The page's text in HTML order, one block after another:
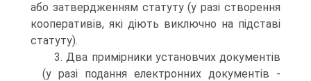
або затвердженням статуту (у разі створення
кооперативів, які діють виключно на підставі
статуту).
3. Два примірники установчих документів
(у разі по­дання електронних документів -